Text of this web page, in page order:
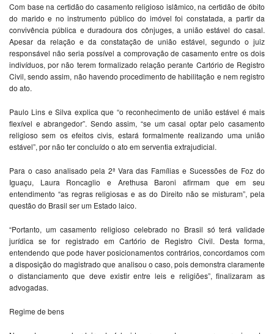
Com base na certidão do casamento religioso islâmico, na certidão de óbito
do marido e no instrumento público do imóvel foi constatada, a partir da
convivência pública e duradoura dos cônjuges, a união estável do casal.
Apesar da relação e da constatação de união estável, segundo o juiz
responsável não seria possível a comprovação de casamento entre os dois
indivíduos, por não terem formalizado relação perante Cartório de Registro
Civil, sendo assim, não havendo procedimento de habilitação e nem registro
do ato.
Paulo Lins e Silva explica que “o reconhecimento de união estável é mais
flexível e abrangedor”. Sendo assim, “se um casal optar pelo casamento
religioso sem os efeitos civis, estará formalmente realizando uma união
estável”, por não ter concluído o ato em serventia extrajudicial.
Para o caso analisado pela 2ª Vara das Famílias e Sucessões de Foz do
Iguaçu, Laura Roncaglio e Arethusa Baroni afirmam que em seu
entendimento “as regras religiosas e as do Direito não se misturam”, pela
questão do Brasil ser um Estado laico.
“Portanto, um casamento religioso celebrado no Brasil só terá validade
jurídica se for registrado em Cartório de Registro Civil. Desta forma,
entendendo que pode haver posicionamentos contrários, concordamos com
a disposição do magistrado que analisou o caso, pois demonstra claramente
o distanciamento que deve existir entre leis e religiões”, finalizaram as
advogadas.
Regime de bens